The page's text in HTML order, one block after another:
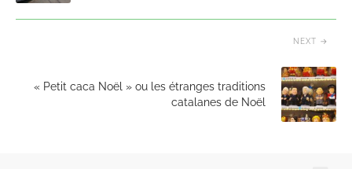
NEXT
« Petit caca Noël » ou les étranges traditions
catalanes de Noël